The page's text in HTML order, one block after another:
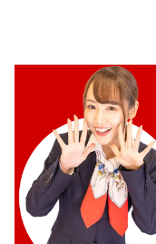
Bvlgari Bvlgari
BB26DGL
參考回收價